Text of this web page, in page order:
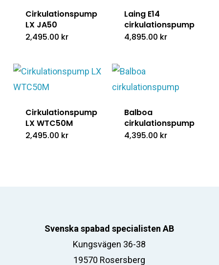
Cirkulationspump
LX JA50
2,495.00 kr
Laing E14
cirkulationspump
4,895.00 kr
Cirkulationspump
LX WTC50M
2,495.00 kr
Balboa
cirkulationspump
4,395.00 kr
Svenska spabad specialisten AB
Kungsvägen 36-38
19570 Rosersberg